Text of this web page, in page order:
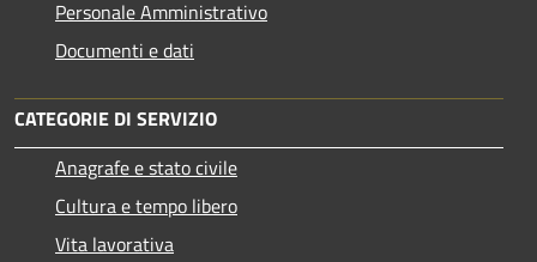
Personale Amministrativo
Documenti e dati
CATEGORIE DI SERVIZIO
Anagrafe e stato civile
Cultura e tempo libero
Vita lavorativa